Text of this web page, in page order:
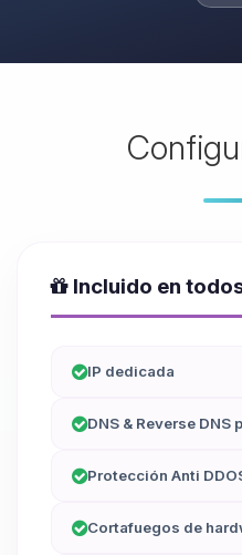
Incluido en
IP dedicada
DNS & Reverse DNS
Protección Anti
Cortafuegos de